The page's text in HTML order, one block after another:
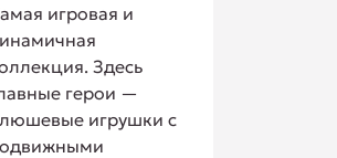
игровая и
Здесь
герои —
игрушки с